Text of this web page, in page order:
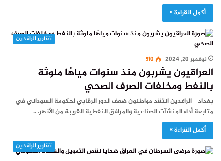
أكمل القراءة »
تقارير الرافدين
نوفمبر 20, 2024
910
العراقيون يشربون منذ سنوات مياهًا ملوثة
بالنفط ومخلفات الصرف الصحي
بغداد – الرافدين انتقد مواطنون ضعف الدور الرقابي لحكومة السوداني في
متابعة أداء المنشآت الصناعية والمرافق النفطية القريبة من الأنهر.…
أكمل القراءة »
تقارير الرافدين